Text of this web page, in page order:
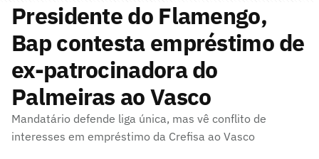
Presidente do Flamengo,
Bap contesta empréstimo de
ex-patrocinadora do
Palmeiras ao Vasco
Mandatário defende liga única, mas vê conflito de
interesses em empréstimo da Crefisa ao Vasco